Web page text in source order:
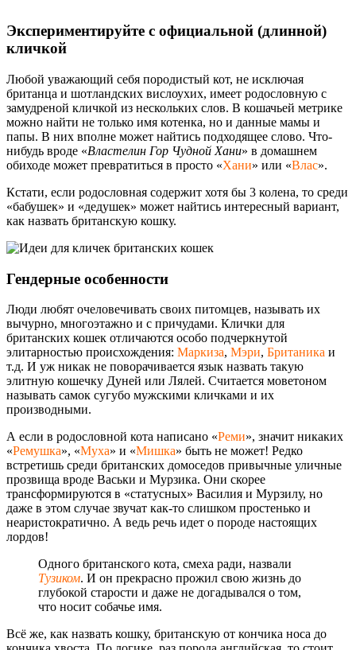
Экспериментируйте с официальной (длинной)
кличкой
Любой уважающий себя породистый кот, не исключая
британца и шотландских вислоухих, имеет родословную с
замудреной кличкой из нескольких слов. В кошачьей метрике
можно найти не только имя котенка, но и данные мамы и
папы. В них вполне может найтись подходящее слово. Что-
нибудь вроде «Властелин Гор Чудной Хани» в домашнем
обиходе может превратиться в просто «Хани» или «Влас».
Кстати, если родословная содержит хотя бы 3 колена, то среди
«бабушек» и «дедушек» может найтись интересный вариант,
как назвать британскую кошку.
Гендерные особенности
Люди любят очеловечивать своих питомцев, называть их
вычурно, многоэтажно и с причудами. Клички для
британских кошек отличаются особо подчеркнутой
элитарностью происхождения: Маркиза, Мэри, Британика и
т.д. И уж никак не поворачивается язык назвать такую
элитную кошечку Дуней или Лялей. Считается моветоном
называть самок сугубо мужскими кличками и их
производными.
А если в родословной кота написано «Реми», значит никаких
«Ремушка», «Муха» и «Мишка» быть не может! Редко
встретишь среди британских домоседов привычные уличные
прозвища вроде Васьки и Мурзика. Они скорее
трансформируются в «статусных» Василия и Мурзилу, но
даже в этом случае звучат как-то слишком простенько и
неаристократично. А ведь речь идет о породе настоящих
лордов!
Одного британского кота, смеха ради, назвали
Тузиком. И он прекрасно прожил свою жизнь до
глубокой старости и даже не догадывался о том,
что носит собачье имя.
Всё же, как назвать кошку, британскую от кончика носа до